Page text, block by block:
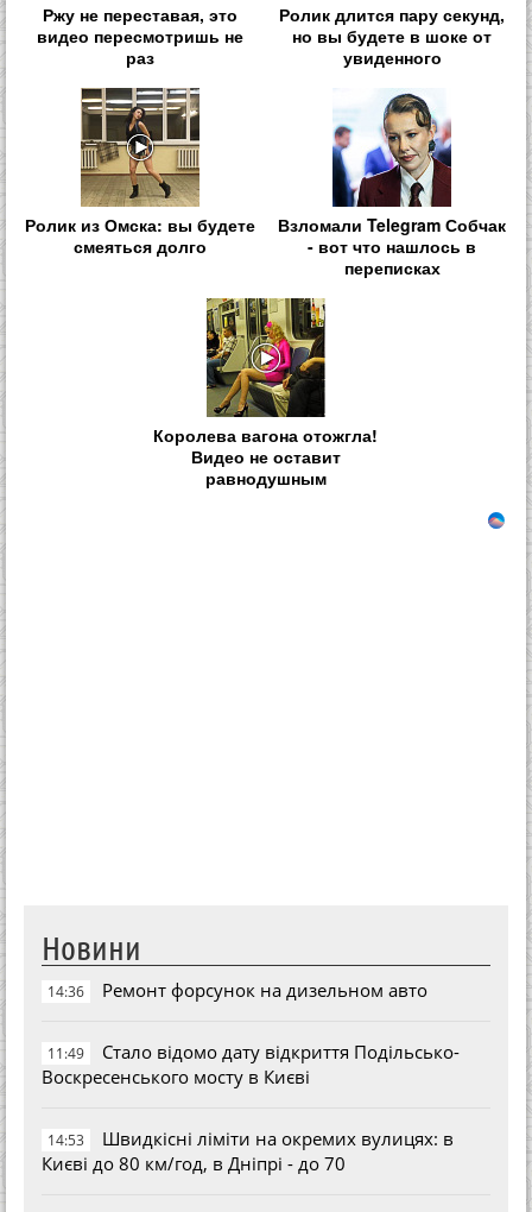
Ржу не переставая, это
видео пересмотришь не
раз
Ролик длится пару секунд,
но вы будете в шоке от
увиденного
Ролик из Омска: вы будете
смеяться долго
Взломали Telegram Собчак
- вот что нашлось в
переписках
Королева вагона отожгла!
Видео не оставит
равнодушным
Новини
14:36 Ремонт форсунок на дизельном авто
11:49
Стало відомо дату відкриття Подільсько-
Воскресенського мосту в Києві
14:53
Швидкісні ліміти на окремих вулицях: в
Києві до 80 км/год, в Дніпрі - до 70